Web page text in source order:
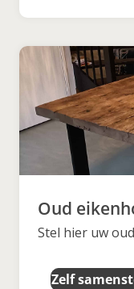
Oud
Stel hier uw
Zelf